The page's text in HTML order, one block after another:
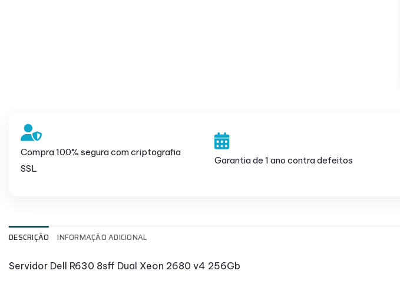
Compra 100% segura com criptografia
SSL
Garantia de 1 ano contra defeitos
DESCRIÇÃO INFORMAÇÃO ADICIONAL
Servidor Dell R630 8sff Dual Xeon 2680 v4 256Gb